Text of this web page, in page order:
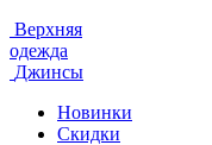
Верхняя
одежда
Джинсы
Новинки
Скидки